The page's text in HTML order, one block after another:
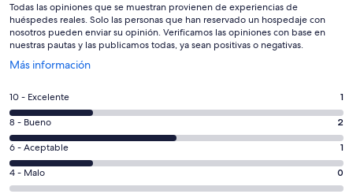
Todas las opiniones que se muestran provienen de experiencias de
huéspedes reales. Solo las personas que han reservado un hospedaje con
nosotros pueden enviar su opinión. Verificamos las opiniones con base en
nuestras pautas y las publicamos todas, ya sean positivas o negativas.
Más información
Se
en
una
nueva
ventana
Puntuación
de
10,
es
decir,
Excelente.
10 - Excelente 1
Puntuación
de
8,
es
decir,
8 - Bueno 2
Puntuación
de
6,
6 - Aceptable 1
Puntuación
de
4 - Malo 0